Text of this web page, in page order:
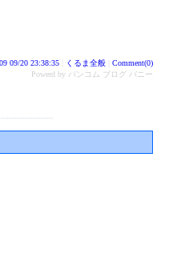
09/20 23:38:35 くるま全般
Comment(0)
Powerd by バンコム ブログ バニー